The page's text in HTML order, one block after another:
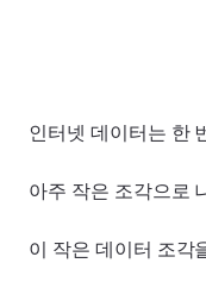
인터넷 데이터는 한
아주 작은 조각으로
이 작은 데이터 조각